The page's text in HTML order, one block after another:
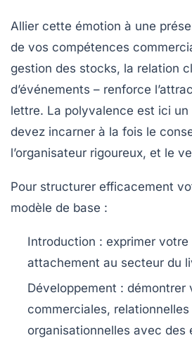
Allier cette émotion à une
de vos compétences
gestion des stocks, la relation
d’événements – renforce
lettre. La polyvalence est ici
devez incarner à la fois le
l’organisateur rigoureux, et le
Pour structurer efficacement
modèle de base :
Introduction : exprimer
attachement au secteur du
Développement : démontrer
commerciales, relationnelles
organisationnelles avec des